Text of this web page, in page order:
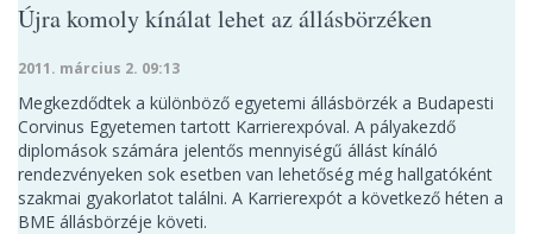
Újra komoly kínálat lehet az állásbörzéken
2011. március 2. 09:13
Megkezdődtek a különböző egyetemi állásbörzék a Budapesti
Corvinus Egyetemen tartott Karrierexpóval. A pályakezdő
diplomások számára jelentős mennyiségű állást kínáló
rendezvényeken sok esetben van lehetőség még hallgatóként
szakmai gyakorlatot találni. A Karrierexpót a következő héten a
BME állásbörzéje követi.